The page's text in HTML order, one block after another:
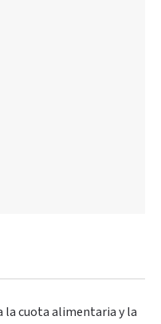
la cuota alimentaria y la